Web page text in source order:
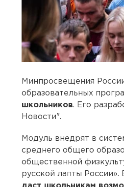
Минпросвещения
образовательных
школьников. Его
Новости".
Модуль внедрят в
среднего общего
общественной
русской лапты